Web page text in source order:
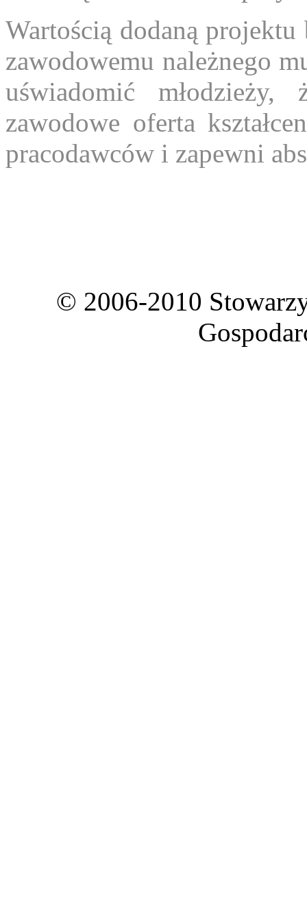
Wartością dodaną
zawodowemu należnego
uświadomić młodzieży,
zawodowe oferta
pracodawców i zapewni
© 2006-2010